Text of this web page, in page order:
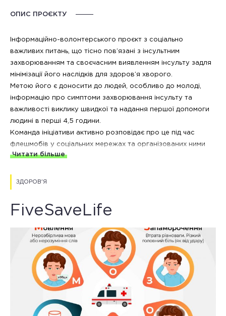
ОПИС ПРОЄКТУ
Інформаційно-волонтерського проєкт з соціально
важливих питань, що тісно пов’язані з інсультним
захворюванням та своєчасним виявленням інсульту задля
мінімізації його наслідків для здоров’я хворого.
Метою його є доносити до людей, особливо до молоді,
інформацію про симптоми захворювання інсульту та
важливості виклику швидкої та надання першої допомоги
людині в перші 4,5 години.
Команда ініціативи активно розповідає про це під час
флешмобів у соціальних мережах та організованих ними
заходів, проводить тренінги з надання першої медичної
надати допомогу пораненим в умовах бойових дій на
основі військового протоколу ТССС, про зупинку
масивних кровотеч, накладання турнікету та тампонування
на муляжах та інше необхідне наразі для збереження
Читати більше
ЗДОРОВ'Я
FiveSaveLife